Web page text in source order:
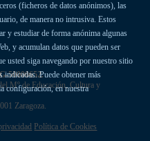
(ficheros de datos anónimos), las
de manera no intrusiva. Estos
y estudiar de forma anónima algunas
y acumulan datos que pueden ser
usted siga navegando por nuestro sitio
indicadas. Puede obtener más
configuración, en nuestra
50000652.
Mº de Educación, Cultura y
Zaragoza.
Política de Cookies